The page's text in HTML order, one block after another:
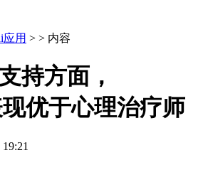
应用 > > 内容
持方面，
优于心理治疗师